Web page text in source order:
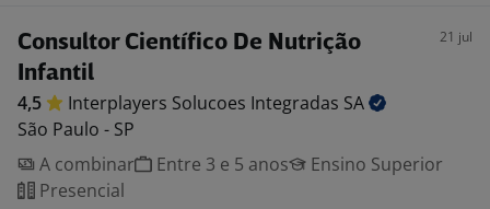
Consultor Científico De Nutrição
Infantil
21 jul
4,5 Interplayers Solucoes Integradas SA
São Paulo - SP
A combinar
Entre 3 e 5 anos
Ensino Superior
Presencial